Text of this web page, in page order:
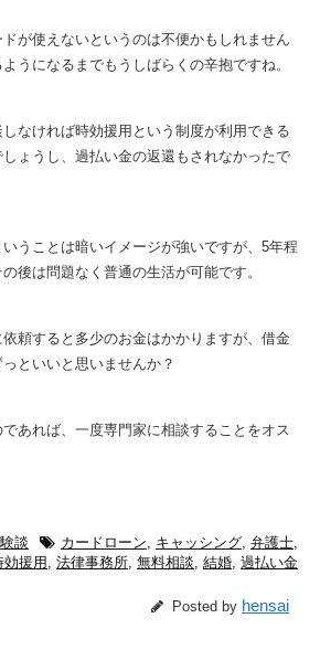
が使えないというのは不便かもしれません
うになるまでもうしばらくの辛抱ですね。
なければ時効援用という制度が利用できる
ょうし、過払い金の返還もされなかったで
うことは暗いイメージが強いですが、5年程
後は問題なく普通の生活が可能です。
頼すると多少のお金はかかりますが、借金
といいと思いませんか？
あれば、一度専門家に相談することをオス
談 カードローン キャッシング 弁護士
効援用
法律事務所 無料相談 結婚 過払い金
Posted by hensai